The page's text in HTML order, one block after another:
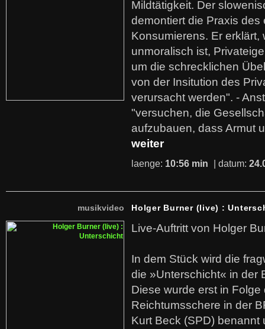
Mildtätigkeit. Der
demontiert die Praxis des
Konsumierens. Er erklärt,
unmoralisch ist,
um die schrecklichen
von der Insitution des
verursacht werden". -
"versuchen, die
aufzubauen, dass Armut
weiter
laenge: 10:56 min | datum:
musikvideo Holger Burner (live) :
Live-Auftritt von Holger
In dem Stück wird die
die »Unterschicht« in der
Diese wurde erst in
Reichtumsschere in der
Kurt Beck (SPD)